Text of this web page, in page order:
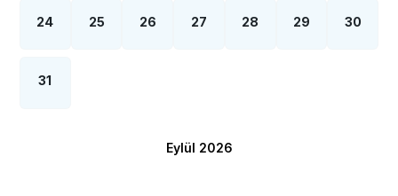
şartları sebebiyle yamaç üzerine kurulmuştur.
stabilize(toprak) olabilmektedir.
24 25 26 27 28 29 30
31
Eylül 2026